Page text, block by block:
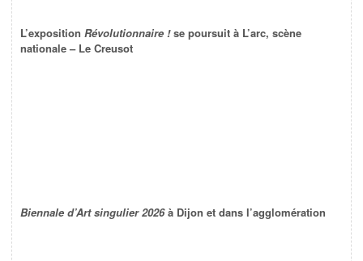
L’exposition Révolutionnaire !se poursuit à L’arc, scène
nationale – Le Creusot
Biennale d’Art singulier 2026à Dijon et dans l’agglomération